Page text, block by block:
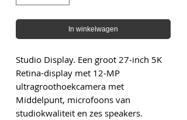
In winkelwagen
Studio Display. Een groot 27‑inch 5K
Retina-display met 12‑MP
ultragroothoekcamera met
Middelpunt, microfoons van
studiokwaliteit en zes speakers.